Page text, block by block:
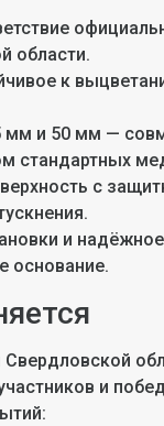
области.
к
мм и 50 мм —
стандартных
с
и
основание.
и